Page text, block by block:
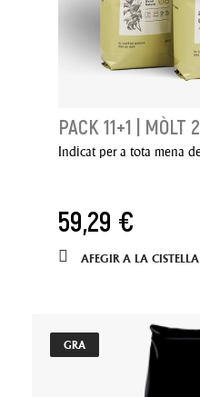
PACK 11+1 | MÒLT
Indicat per a tota mena
59,29 €
AFEGIR A LA CISTELLA
GRA